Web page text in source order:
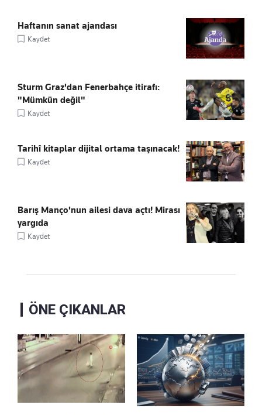
Haftanın sanat ajandası
Kaydet
Sturm Graz'dan Fenerbahçe itirafı:
"Mümkün değil"
Kaydet
Tarihî kitaplar dijital ortama taşınacak!
Kaydet
Barış Manço'nun ailesi dava açtı! Mirası
yargıda
Kaydet
ÖNE ÇIKANLAR